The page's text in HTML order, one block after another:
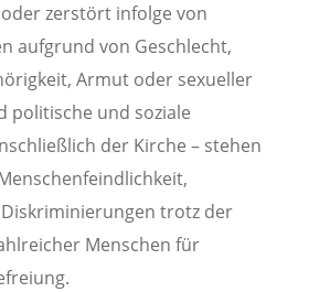
zerstört infolge von
aufgrund von Geschlecht,
Armut oder sexueller
politische und soziale
der Kirche – stehen
trotz der
Menschen für